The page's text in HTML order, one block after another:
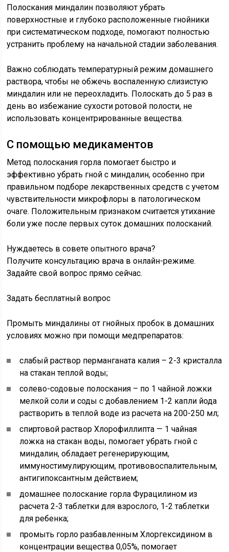
Полоскания миндалин позволяют убрать
поверхностные и глубоко расположенные гнойники
при систематическом подходе, помогают полностью
устранить проблему на начальной стадии заболевания.
Важно соблюдать температурный режим домашнего
раствора, чтобы не обжечь воспаленную слизистую
миндалин или не переохладить. Полоскать до 5 раз в
день во избежание сухости ротовой полости, не
использовать концентрированные вещества.
С помощью медикаментов
Метод полоскания горла помогает быстро и
эффективно убрать гной с миндалин, особенно при
правильном подборе лекарственных средств с учетом
чувствительности микрофлоры в патологическом
очаге. Положительным признаком считается утихание
боли уже после первых суток домашних полосканий.
Нуждаетесь в совете опытного врача?
Получите консультацию врача в онлайн-режиме.
Задайте свой вопрос прямо сейчас.
Задать бесплатный вопрос
Промыть миндалины от гнойных пробок в домашних
условиях можно при помощи медпрепаратов:
слабый раствор перманганата калия – 2-3 кристалла
на стакан теплой воды;
солево-содовые полоскания – по 1 чайной ложки
мелкой соли и соды с добавлением 1-2 капли йода
растворить в теплой воде из расчета на 200-250 мл;
спиртовой раствор Хлорофиллипта — 1 чайная
ложка на стакан воды, помогает убрать гной с
миндалин, обладает регенерирующим,
иммуностимулирующим, противовоспалительным,
антигипоксантным действием;
домашнее полоскание горла Фурацилином из
расчета 2-3 таблетки для взрослого, 1-2 таблетки
для ребенка;
промыть горло разбавленным Хлоргексидином в
концентрации вещества 0,05%, помогает